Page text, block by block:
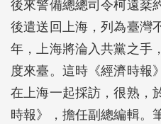
後來警備總總司令柯遠棻
後遣送回上海，列為臺灣
年，上海將淪入共黨之手
度來臺。這時《經濟時報
在上海一起採訪，很熟，
時報》，擔任副總編輯。